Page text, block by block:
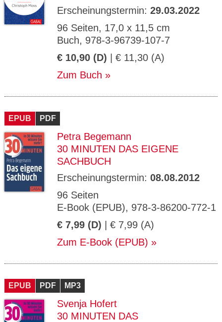
Erscheinungstermin: 29.03.2022
96 Seiten, 17,0 x 11,5 cm
Buch, 978-3-96739-107-7
€ 10,90 (D) | € 11,30 (A)
Zum Buch
EPUB PDF
Petra Begemann
30 MINUTEN DAS EIGENE
SACHBUCH
Erscheinungstermin: 08.08.2012
96 Seiten
E-Book (EPUB), 978-3-86200-772-1
€ 7,99 (D) | € 7,99 (A)
Zum E-Book (EPUB)
EPUB PDF MP3
Svenja Hofert
30 MINUTEN DAS